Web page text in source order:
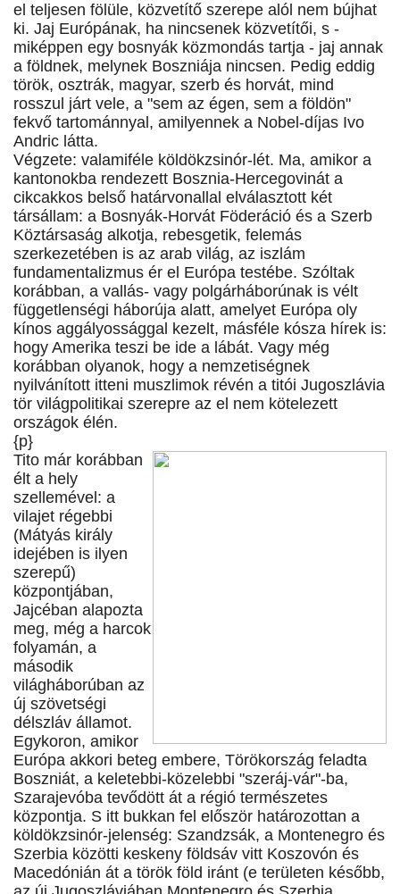
el teljesen fölüle, közvetítő szerepe alól nem bújhat
ki. Jaj Európának, ha nincsenek közvetítői, s -
miképpen egy bosnyák közmondás tartja - jaj annak
a földnek, melynek Boszniája nincsen. Pedig eddig
török, osztrák, magyar, szerb és horvát, mind
rosszul járt vele, a "sem az égen, sem a földön"
fekvő tartománnyal, amilyennek a Nobel-díjas Ivo
Andric látta.
Végzete: valamiféle köldökzsinór-lét. Ma, amikor a
kantonokba rendezett Bosznia-Hercegovinát a
cikcakkos belső határvonallal elválasztott két
társállam: a Bosnyák-Horvát Föderáció és a Szerb
Köztársaság alkotja, rebesgetik, felemás
szerkezetében is az arab világ, az iszlám
fundamentalizmus ér el Európa testébe. Szóltak
korábban, a vallás- vagy polgárháborúnak is vélt
függetlenségi háborúja alatt, amelyet Európa oly
kínos aggályossággal kezelt, másféle kósza hírek is:
hogy Amerika teszi be ide a lábát. Vagy még
korábban olyanok, hogy a nemzetiségnek
nyilvánított itteni muszlimok révén a titói Jugoszlávia
tör világpolitikai szerepre az el nem kötelezett
országok élén.
{p}
Tito már korábban
élt a hely
szellemével: a
vilajet régebbi
(Mátyás király
idejében is ilyen
szerepű)
központjában,
Jajcéban alapozta
meg, még a harcok
folyamán, a
második
világháborúban az
új szövetségi
délszláv államot.
Egykoron, amikor
Európa akkori beteg embere, Törökország feladta
Boszniát, a keletebbi-közelebbi "szeráj-vár"-ba,
Szarajevóba tevődött át a régió természetes
központja. S itt bukkan fel először határozottan a
köldökzsinór-jelenség: Szandzsák, a Montenegro és
Szerbia közötti keskeny földsáv vitt Koszovón és
Macedónián át a török föld iránt (e területen később,